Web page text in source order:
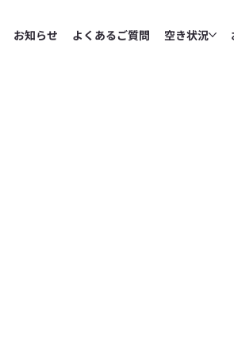
お知らせ よくあるご質問 空き状況